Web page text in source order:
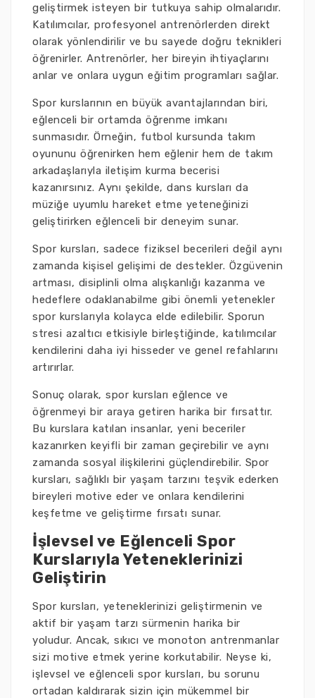
geliştirmek isteyen bir tutkuya sahip olmalarıdır.
Katılımcılar, profesyonel antrenörlerden direkt
olarak yönlendirilir ve bu sayede doğru teknikleri
öğrenirler. Antrenörler, her bireyin ihtiyaçlarını
anlar ve onlara uygun eğitim programları sağlar.
Spor kurslarının en büyük avantajlarından biri,
eğlenceli bir ortamda öğrenme imkanı
sunmasıdır. Örneğin, futbol kursunda takım
oyununu öğrenirken hem eğlenir hem de takım
arkadaşlarıyla iletişim kurma becerisi
kazanırsınız. Aynı şekilde, dans kursları da
müziğe uyumlu hareket etme yeteneğinizi
geliştirirken eğlenceli bir deneyim sunar.
Spor kursları, sadece fiziksel becerileri değil aynı
zamanda kişisel gelişimi de destekler. Özgüvenin
artması, disiplinli olma alışkanlığı kazanma ve
hedeflere odaklanabilme gibi önemli yetenekler
spor kurslarıyla kolayca elde edilebilir. Sporun
stresi azaltıcı etkisiyle birleştiğinde, katılımcılar
kendilerini daha iyi hisseder ve genel refahlarını
artırırlar.
Sonuç olarak, spor kursları eğlence ve
öğrenmeyi bir araya getiren harika bir fırsattır.
Bu kurslara katılan insanlar, yeni beceriler
kazanırken keyifli bir zaman geçirebilir ve aynı
zamanda sosyal ilişkilerini güçlendirebilir. Spor
kursları, sağlıklı bir yaşam tarzını teşvik ederken
bireyleri motive eder ve onlara kendilerini
keşfetme ve geliştirme fırsatı sunar.
İşlevsel ve Eğlenceli Spor
Kurslarıyla Yeteneklerinizi
Geliştirin
Spor kursları, yeteneklerinizi geliştirmenin ve
aktif bir yaşam tarzı sürmenin harika bir
yoludur. Ancak, sıkıcı ve monoton antrenmanlar
sizi motive etmek yerine korkutabilir. Neyse ki,
işlevsel ve eğlenceli spor kursları, bu sorunu
ortadan kaldırarak sizin için mükemmel bir